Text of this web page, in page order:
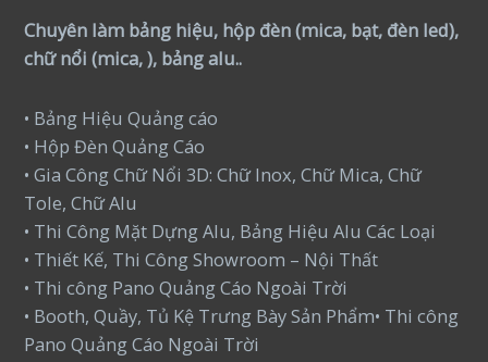
Chuyên làm bảng hiệu, hộp đèn (mica, bạt, đèn led),
chữ nổi (mica, ), bảng alu..
• Bảng Hiệu Quảng cáo
• Hộp Đèn Quảng Cáo
• Gia Công Chữ Nổi 3D: Chữ Inox, Chữ Mica, Chữ
Tole, Chữ Alu
• Thi Công Mặt Dựng Alu, Bảng Hiệu Alu Các Loại
• Thiết Kế, Thi Công Showroom – Nội Thất
• Thi công Pano Quảng Cáo Ngoài Trời
• Booth, Quầy, Tủ Kệ Trưng Bày Sản Phẩm• Thi công
Pano Quảng Cáo Ngoài Trời